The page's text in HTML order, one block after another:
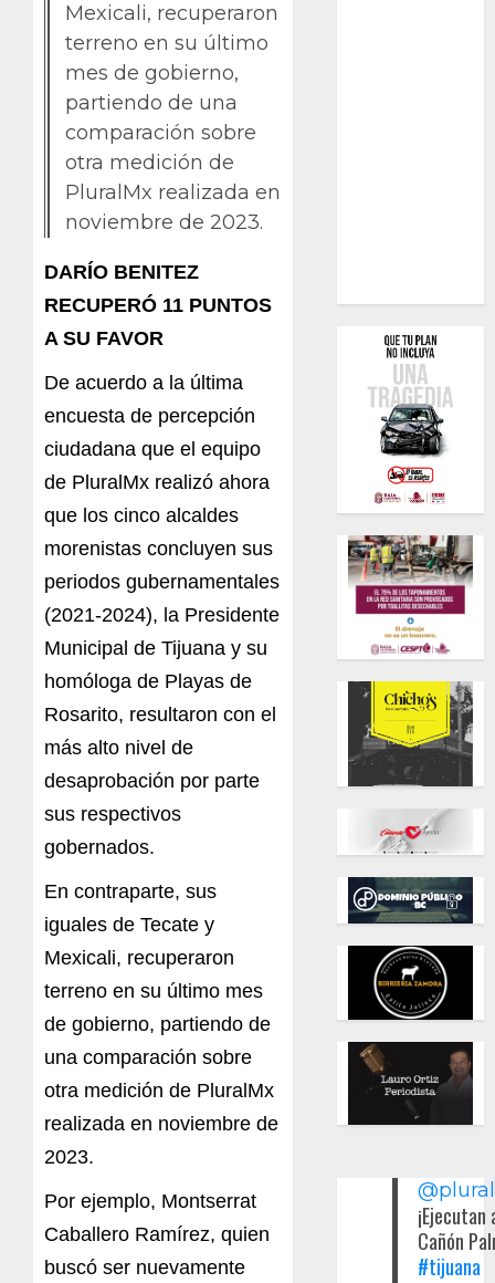
Mexicali, recuperaron
terreno en su último
mes de gobierno,
partiendo de una
comparación sobre
otra medición de
PluralMx realizada en
noviembre de 2023.
DARÍO BENITEZ
RECUPERÓ 11 PUNTOS
A SU FAVOR
De acuerdo a la última
encuesta de percepción
ciudadana que el equipo
de PluralMx realizó ahora
que los cinco alcaldes
morenistas concluyen sus
periodos gubernamentales
(2021-2024), la Presidente
Municipal de Tijuana y su
homóloga de Playas de
Rosarito, resultaron con el
más alto nivel de
desaprobación por parte
sus respectivos
gobernados.
En contraparte, sus
iguales de Tecate y
Mexicali, recuperaron
terreno en su último mes
de gobierno, partiendo de
una comparación sobre
otra medición de PluralMx
realizada en noviembre de
2023.
Por ejemplo, Montserrat
Caballero Ramírez, quien
buscó ser nuevamente
Cañón
#tijuana